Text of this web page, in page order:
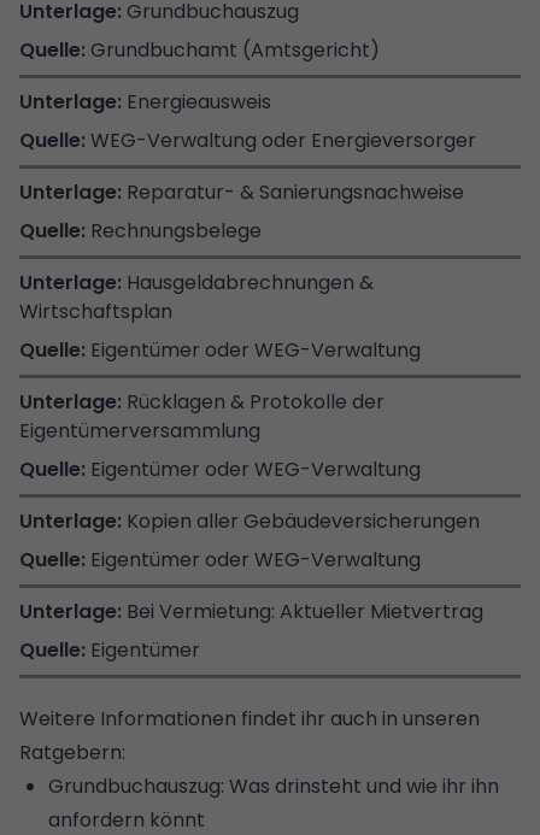
Grundbuchauszug
Grundbuchamt (Amtsgericht)
Energieausweis
WEG-Verwaltung oder Energieversorger
Reparatur- & Sanierungsnachweise
Rechnungsbelege
Hausgeldabrechnungen &
Wirtschaftsplan
Eigentümer oder WEG-Verwaltung
Rücklagen & Protokolle der
Eigentümerversammlung
Eigentümer oder WEG-Verwaltung
Kopien aller Gebäudeversicherungen
Eigentümer oder WEG-Verwaltung
Bei Vermietung: Aktueller Mietvertrag
Eigentümer
Weitere Informationen findet ihr auch in unseren
Ratgebern:
Grundbuchauszug: Was drinsteht und wie ihr ihn
anfordern könnt